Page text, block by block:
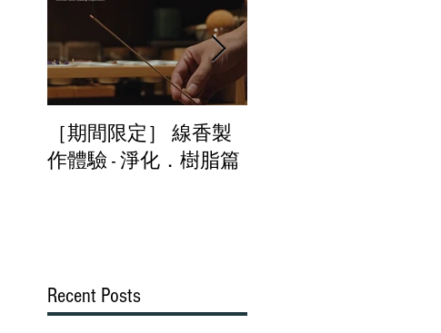
［期間限定］ 線香製
作體驗 - 淨化．樹脂篇​
Recent Posts